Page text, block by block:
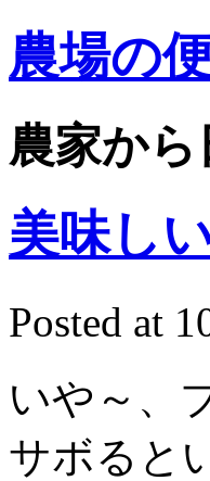
農場の
農家か
美味し
Posted at
いや～、
サボると